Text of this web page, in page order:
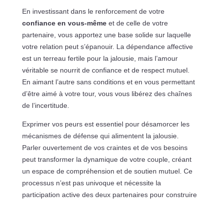
En investissant dans le renforcement de votre
confiance en vous-mêmeet de celle de votre
partenaire, vous apportez une base solide sur laquelle
votre relation peut s’épanouir. La dépendance affective
est un terreau fertile pour la jalousie, mais l’amour
véritable se nourrit de confiance et de respect mutuel.
En aimant l’autre sans conditions et en vous permettant
d’être aimé à votre tour, vous vous libérez des chaînes
de l’incertitude.
Exprimer vos peurs est essentiel pour désamorcer les
mécanismes de défense qui alimentent la jalousie.
Parler ouvertement de vos craintes et de vos besoins
peut transformer la dynamique de votre couple, créant
un espace de compréhension et de soutien mutuel. Ce
processus n’est pas univoque et nécessite la
participation active des deux partenaires pour construire